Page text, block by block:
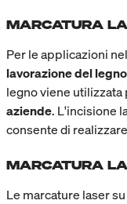
MARCATURA
Per le applicazioni
lavorazione del legno
legno viene utilizzata
aziende. L'incisione
consente di
MARCATURA
Le marcature laser su